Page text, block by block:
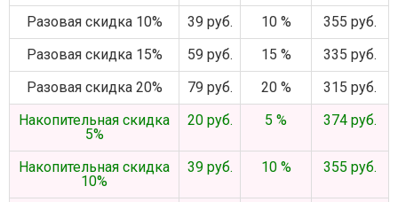
Разовая скидка 10%
39 руб. 10 %
355 руб.
Разовая скидка 15%
59 руб. 15 %
335 руб.
Разовая скидка 20%
79 руб. 20 %
315 руб.
Накопительная скидка
5%
20 руб. 5 % 374 руб.
Накопительная скидка
10%
39 руб. 10 % 355 руб.